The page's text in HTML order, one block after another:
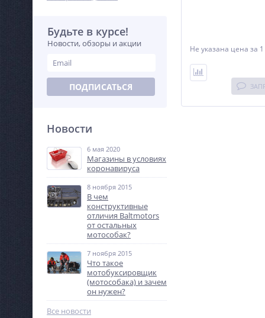
Будьте в курсе!
Новости, обзоры и акции
ПОДПИСАТЬСЯ
Новости
6 мая 2020
Магазины в условиях
коронавируса
8 ноября 2015
В чем
конструктивные
отличия Baltmotors
от остальных
мотособак?
7 ноября 2015
Что такое
мотобуксировщик
(мотособака) и зачем
он нужен?
Все новости
Не указана цена за 1